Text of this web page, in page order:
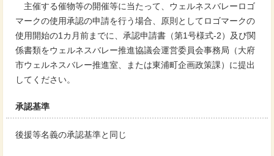
主催する催物等の開催等に当たって、ウェルネスバレーロゴ
マークの使用承認の申請を行う場合、原則としてロゴマークの
使用開始の1カ月前までに、承認申請書（第1号様式-2）及び関
係書類をウェルネスバレー推進協議会運営委員会事務局（大府
市ウェルネスバレー推進室、または東浦町企画政策課）に提出
してください。
承認基準
後援等名義の承認基準と同じ